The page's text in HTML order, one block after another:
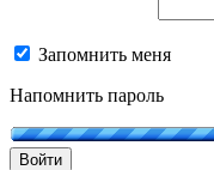
Запомнить меня
Напомнить пароль
Войти